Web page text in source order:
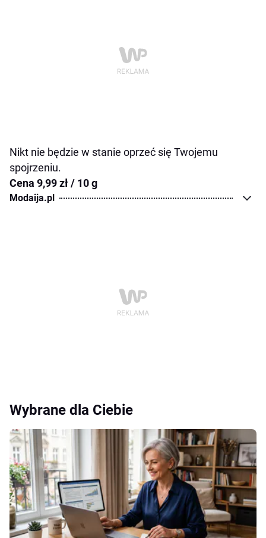
Nikt nie będzie w stanie oprzeć się Twojemu
spojrzeniu.
Cena 9,99 zł / 10 g
Modaija.pl
Wybrane dla Ciebie